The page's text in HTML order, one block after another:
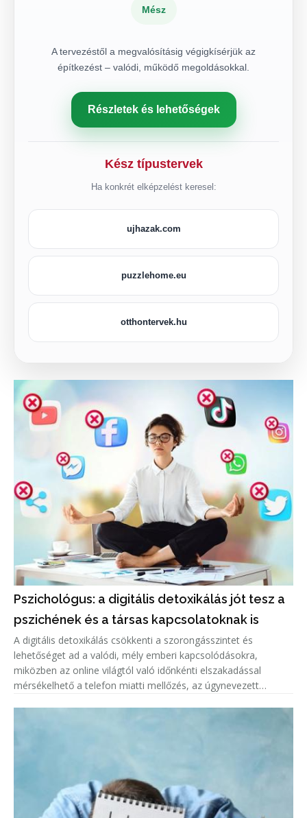
Mész
A tervezéstől a megvalósításig végigkísérjük az
építkezést – valódi, működő megoldásokkal.
Részletek és lehetőségek
Kész típustervek
Ha konkrét elképzelést keresel:
ujhazak.com
puzzlehome.eu
otthontervek.hu
Pszichológus: a digitális detoxikálás jót tesz a
pszichének és a társas kapcsolatoknak is
A digitális detoxikálás csökkenti a szorongásszintet és
lehetőséget ad a valódi, mély emberi kapcsolódásokra,
miközben az online világtól való időnkénti elszakadással
mérsékelhető a telefon miatti mellőzés, az úgynevezett